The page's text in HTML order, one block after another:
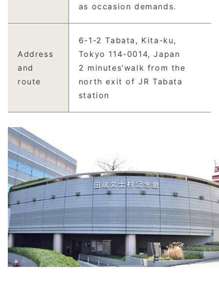
as occasion demands.
Address
and
route
6-1-2 Tabata, Kita-ku,
Tokyo 114-0014, Japan
2 minutes’walk from the
north exit of JR Tabata
station